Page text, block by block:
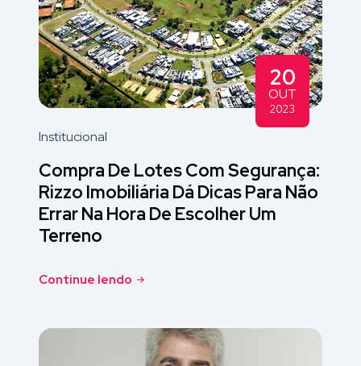
20
OUT
2023
Institucional
Compra De Lotes Com Segurança:
Rizzo Imobiliária Dá Dicas Para Não
Errar Na Hora De Escolher Um
Terreno
Continue lendo